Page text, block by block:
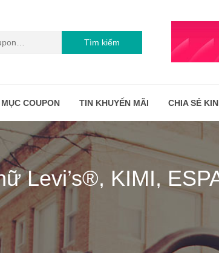
Tìm kiếm
COUPON TIN KHUYẾN MÃI CHIA SẺ
Levi’s®, KIMI,